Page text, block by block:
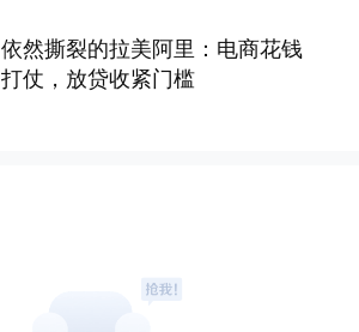
依然撕裂的拉美阿里：电商花钱
打仗，放贷收紧门槛